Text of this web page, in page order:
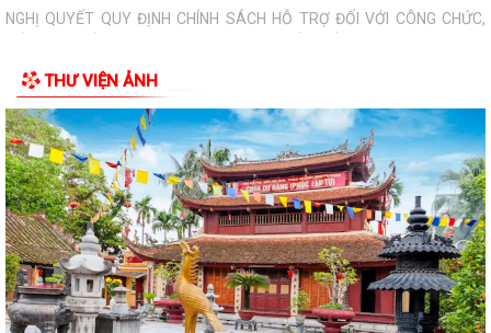
Quyết đinh Về việc thu hồi Giấy chứng nhận quyền sử dụng đất đã cấp
cho bà Hoàng Thị Mây và bà...
Nghị Quyết 10-NQ/TU ngày13/7/2026 củaBan Thường vụ Thành ủy về
tăng cường công tác lãnh đạo, chỉ...
Quý III và IV/2026, Hải Phòng phấn đấu tăng trưởng GRDP trên 14%
Chỉ thị số 06-CT/TW của Bộ Chính trị về tăng cường sự lãnh đạo của
Đảng đối với công tác kiểm sát...
Bế giảng lớp bồi dưỡng lý luận chính trị dành cho đảng viên mới khóa III
năm 2026
THƯ VIỆN ẢNH